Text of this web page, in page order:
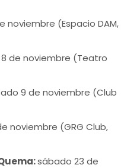
noviembre (Espacio DAM,
de noviembre (Teatro
9 de noviembre (Club
noviembre (GRG Club,
sábado 23 de